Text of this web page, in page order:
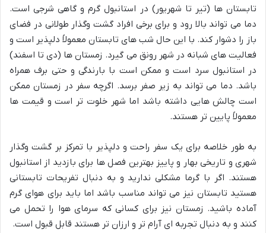
تابستان ها (تیر تا شهریور) در استانبول گرم و گاهی شرجی است.
دما می تواند بالا رود و برای برخی افراد گشت وگذار طولانی در فضای
باز را دشوار کند. با این حال شب های تابستان معمولاً دلپذیر است و
فعالیت های شبانه در شهر رونق می گیرد. زمستان ها (دی تا اسفند)
در استانبول سرد است و ممکن است با بارندگی و حتی برف همراه
باشد. دما می تواند به زیر صفر برسد. اگرچه سفر در زمستان ممکن
است چالش هایی داشته باشد اما شهر خلوت تر است و قیمت ها
معمولاً پایین تر هستند.
به طور خلاصه برای یک سفر راحت و دلپذیر با تمرکز بر گشت وگذار
شهری و تاریخی بهار و پاییز بهترین فصل ها برای بازدید از استانبول
هستند. اگر با گرما مشکلی ندارید و به دنبال تفریحات تابستانی
هستید تابستان نیز می تواند مناسب باشد اما باید برای هوای گرم
آماده باشید. زمستان نیز برای کسانی که سرمای هوا را تحمل می
کنند و به دنبال تجربه ای آرام تر و ارزان تر هستند قابل قبول است.